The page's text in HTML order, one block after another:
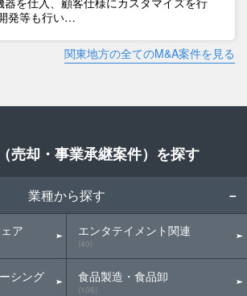
発等も行い…
関東地方の全てのM&A案件を見る
売却・事業承継案件）を探す
業種から探す
ア
シング
エンタテイメント関連
(40)
食品製造・食品卸
(106)